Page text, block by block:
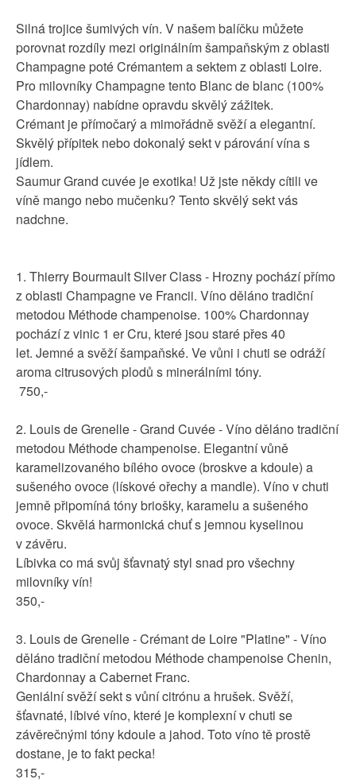
Silná trojice šumivých vín. V našem balíčku můžete
porovnat rozdíly mezi originálním šampaňským z oblasti
Champagne poté Crémantem a sektem z oblasti Loire.
Pro milovníky Champagne tento Blanc de blanc (100%
Chardonnay) nabídne opravdu skvělý zážitek.
Crémant je přímočarý a mimořádně svěží a elegantní.
Skvělý přípitek nebo dokonalý sekt v párování vína s
jídlem.
Saumur Grand cuvée je exotika! Už jste někdy cítili ve
víně mango nebo mučenku? Tento skvělý sekt vás
nadchne.
1. Thierry Bourmault Silver Class - Hrozny pochází přímo
z oblasti Champagne ve Francii. Víno děláno tradiční
metodou Méthode champenoise. 100% Chardonnay
pochází z vinic 1 er Cru, které jsou staré přes 40
let. Jemné a svěží šampaňské. Ve vůni i chuti se odráží
aroma citrusových plodů s minerálními tóny.
750,-
2. Louis de Grenelle - Grand Cuvée - Víno děláno tradiční
metodou Méthode champenoise. Elegantní vůně
karamelizovaného bílého ovoce (broskve a kdoule) a
sušeného ovoce (lískové ořechy a mandle). Víno v chuti
jemně připomíná tóny briošky, karamelu a sušeného
ovoce. Skvělá harmonická chuť s jemnou kyselinou
v závěru.
Líbivka co má svůj šťavnatý styl snad pro všechny
milovníky vín!
350,-
3. Louis de Grenelle - Crémant de Loire "Platine" - Víno
děláno tradiční metodou Méthode champenoise Chenin,
Chardonnay a Cabernet Franc.
Geniální svěží sekt s vůní citrónu a hrušek. Svěží,
šťavnaté, líbivé víno, které je komplexní v chuti se
závěrečnými tóny kdoule a jahod. Toto víno tě prostě
dostane, je to fakt pecka!
315,-